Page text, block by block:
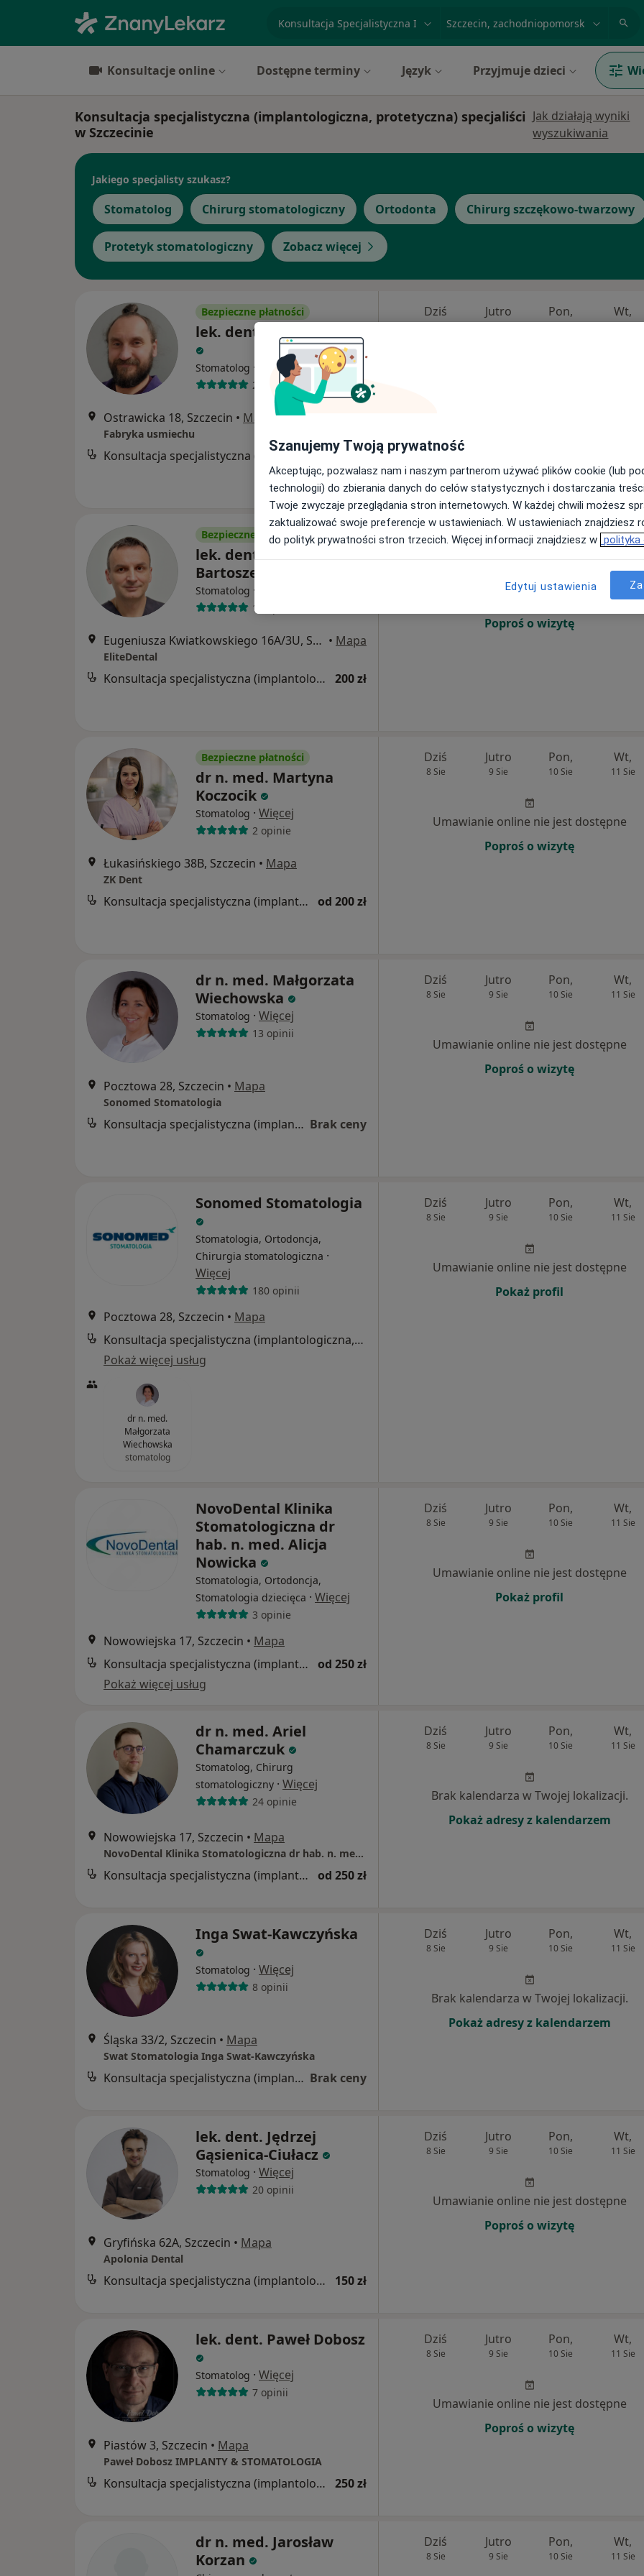
Konsultacje online Dostępne terminy Język Przyjmuje dzieci
Konsultacja specjalistyczna (implantologiczna, protetyczna) specjaliści
w Szczecinie
Jak działają wyniki
wyszukiwania
Jakiego specjalisty szukasz?
Stomatolog Chirurg stomatologiczny Ortodonta Chirurg szczękowo-twarzowy
Protetyk stomatologiczny Zobacz więcej
Bezpieczne płatności
lek. dent. Tomasz Kurek
Stomatolog · Więcej
20 opinii
Ostrawicka 18, Szczecin • Mapa
Fabryka usmiechu
Konsultacja specjalistyczna (implantologiczna, protetyczna) 250 zł
Dziś
8 Sie
Jutro
9 Sie
Pon,
10 Sie
Wt,
11 Sie
Bezpieczne płatności
lek. dent. Grzegorz
Bartoszek
Stomatolog ·
11 opinii
Eugeniusza Kwiatkowskiego 16A/3U, Szczecin • Mapa
EliteDental
Konsultacja specjalistyczna (implantologiczna, protetyczna) 200 zł
Dziś Jutro Pon,
10 Sie
Wt,
11 Sie
Umawianie online nie jest dostępne
Poproś o wizytę
Bezpieczne płatności
dr n. med. Martyna
Koczocik
Stomatolog · Więcej
2 opinie
Łukasińskiego 38B, Szczecin • Mapa
ZK Dent
Konsultacja specjalistyczna (implantologiczna, protetyczna) od 200 zł
Dziś
8 Sie
Jutro
9 Sie
Pon,
10 Sie
Wt,
11 Sie
Umawianie online nie jest dostępne
Poproś o wizytę
dr n. med. Małgorzata
Wiechowska
Stomatolog · Więcej
13 opinii
Pocztowa 28, Szczecin • Mapa
Sonomed Stomatologia
Konsultacja specjalistyczna (implantologiczna, protetyczna) Brak ceny
Dziś
8 Sie
Jutro
9 Sie
Pon,
10 Sie
Wt,
11 Sie
Umawianie online nie jest dostępne
Poproś o wizytę
Sonomed Stomatologia
Stomatologia, Ortodoncja,
Chirurgia stomatologiczna ·
Więcej
180 opinii
Pocztowa 28, Szczecin • Mapa
Konsultacja specjalistyczna (implantologiczna, protetyczna)
Pokaż więcej usług
dr n. med.
Małgorzata
Wiechowska
stomatolog
Dziś
8 Sie
Jutro
9 Sie
Pon,
10 Sie
Wt,
11 Sie
Umawianie online nie jest dostępne
Pokaż profil
NovoDental Klinika
Stomatologiczna dr
hab. n. med. Alicja
Nowicka
Stomatologia, Ortodoncja,
Stomatologia dziecięca · Więcej
3 opinie
Nowowiejska 17, Szczecin • Mapa
Konsultacja specjalistyczna (implantologiczna, protetyczna)
od 250 zł
Pokaż więcej usług
Dziś
8 Sie
Jutro
9 Sie
Pon,
10 Sie
Wt,
11 Sie
Umawianie online nie jest dostępne
Pokaż profil
dr n. med. Ariel
Chamarczuk
Stomatolog, Chirurg
stomatologiczny · Więcej
24 opinie
Nowowiejska 17, Szczecin • Mapa
NovoDental Klinika Stomatologiczna dr hab. n. med. Alicja Nowicka
Konsultacja specjalistyczna (implantologiczna, protetyczna) od 250 zł
Dziś
8 Sie
Jutro
9 Sie
Pon,
10 Sie
Wt,
11 Sie
Brak kalendarza w Twojej lokalizacji.
Pokaż adresy z kalendarzem
Inga Swat-Kawczyńska
Stomatolog · Więcej
8 opinii
Śląska 33/2, Szczecin • Mapa
Swat Stomatologia Inga Swat-Kawczyńska
Konsultacja specjalistyczna (implantologiczna, protetyczna) Brak ceny
Dziś
8 Sie
Jutro
9 Sie
Pon,
10 Sie
Wt,
11 Sie
Brak kalendarza w Twojej lokalizacji.
Pokaż adresy z kalendarzem
lek. dent. Jędrzej
Gąsienica-Ciułacz
Stomatolog · Więcej
20 opinii
Gryfińska 62A, Szczecin • Mapa
Apolonia Dental
Konsultacja specjalistyczna (implantologiczna, protetyczna) 150 zł
Dziś
8 Sie
Jutro
9 Sie
Pon,
10 Sie
Wt,
11 Sie
Umawianie online nie jest dostępne
Poproś o wizytę
lek. dent. Paweł Dobosz
Stomatolog · Więcej
7 opinii
Piastów 3, Szczecin • Mapa
Paweł Dobosz IMPLANTY & STOMATOLOGIA
Konsultacja specjalistyczna (implantologiczna, protetyczna) 250 zł
Dziś
8 Sie
Jutro
9 Sie
Pon,
10 Sie
Wt,
11 Sie
Umawianie online nie jest dostępne
Poproś o wizytę
dr n. med. Jarosław
Korzan
Dziś
8 Sie
Jutro
9 Sie
Pon,
10 Sie
Wt,
11 Sie
Szanujemy Twoją prywatność
Akceptując, pozwalasz nam i naszym partnerom używać plików cookie (lub
technologii) do zbierania danych do celów statystycznych i dostarczania
Twoje zwyczaje przeglądania stron internetowych. W każdej chwili możesz
zaktualizować swoje preferencje w ustawieniach. W ustawieniach znajdziesz
do polityk prywatności stron trzecich. Więcej informacji znajdziesz w polityka
Edytuj ustawienia